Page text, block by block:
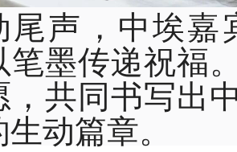
尾声，中埃嘉
笔墨传递祝福
，共同书写出
动篇章。